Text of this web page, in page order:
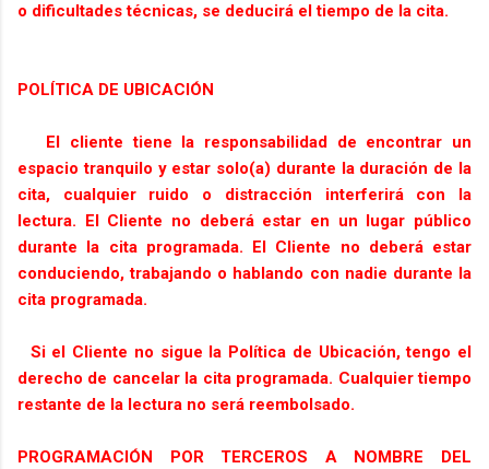
o dificultades técnicas, se deducirá el tiempo de la cita.
POLÍTICA DE UBICACIÓN
El cliente tiene la responsabilidad de encontrar un
espacio tranquilo y estar solo(a) durante la duración de la
cita, cualquier ruido o distracción interferirá con la
lectura. El Cliente no deberá estar en un lugar público
durante la cita programada. El Cliente no deberá estar
conduciendo, trabajando o hablando con nadie durante la
cita programada.
Si el Cliente no sigue la Política de Ubicación, tengo el
derecho de cancelar la cita programada. Cualquier tiempo
restante de la lectura no será reembolsado.
PROGRAMACIÓN POR TERCEROS A NOMBRE DEL